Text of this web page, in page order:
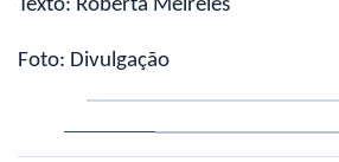
Texto: Roberta Meireles
Foto: Divulgação
1
2
3